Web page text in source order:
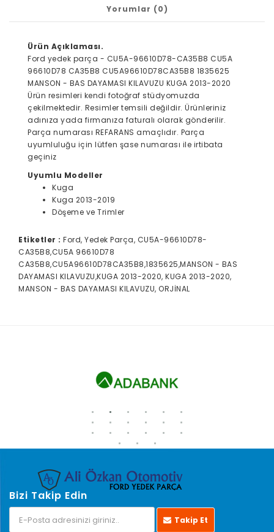
Yorumlar (0)
Ürün Açıklaması.
Ford yedek parça - CU5A-96610D78-CA35B8 CU5A
96610D78 CA35B8 CU5A96610D78CA35B8 1835625
MANSON - BAS DAYAMASI KILAVUZU KUGA 2013-2020
Ürün resimleri kendi fotoğraf stüdyomuzda
çekilmektedir. Resimler temsili değildir. Ürünleriniz
adınıza yada firmanıza faturalı olarak gönderilir.
Parça numarası REFARANS amaçlıdır. Parça
uyumluluğu için lütfen şase numarası ile irtibata
geçiniz
Uyumlu Modeller
Kuga
Kuga 2013-2019
Döşeme ve Trimler
Etiketler : Ford, Yedek Parça, CU5A-96610D78-
CA35B8,CU5A 96610D78
CA35B8,CU5A96610D78CA35B8,1835625,MANSON - BAS
DAYAMASI KILAVUZU,KUGA 2013-2020, KUGA 2013-2020,
MANSON - BAS DAYAMASI KILAVUZU, ORJİNAL
Bizi Takip Edin
Takip Et